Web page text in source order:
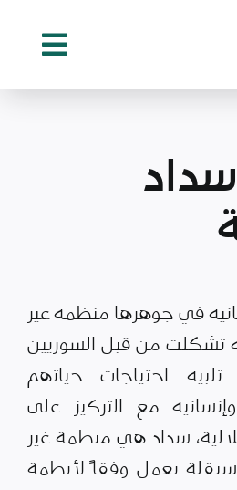
في جوهرها منظمة غير
تشكلت من قبل السوريين
احتياجات حياتهم
مع التركيز على
سداد هي منظمة غير
تعمل وفقاً لأنظمة